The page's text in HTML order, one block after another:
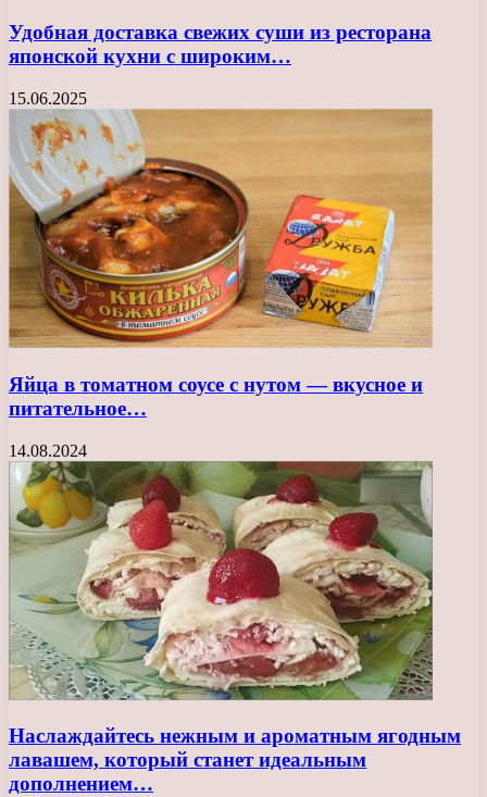
Удобная доставка свежих суши из ресторана
японской кухни с широким…
15.06.2025
Яйца в томатном соусе с нутом — вкусное и
питательное…
14.08.2024
Наслаждайтесь нежным и ароматным ягодным
лавашем, который станет идеальным
дополнением…